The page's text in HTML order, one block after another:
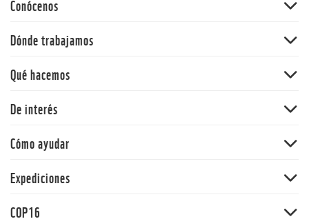
Conócenos
60 aniversario
Nuestras políticas
Dónde trabajamos
Andes
Orinoquia
Qué hacemos
Cambio climático y energía
Alimentos
Agua
De interés
Y la Naturaleza qué
Informe Planeta Vivo
Cómo ayudar
Adopta una especie
Panda Market
Expediciones
COP16